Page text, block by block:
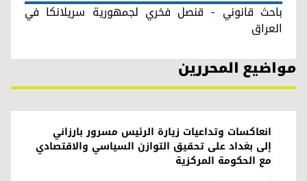
باحث قانوني - قنصل فخري لجمهورية سريلانكا في
العراق
مواضيع المحررين
انعاكسات وتداعيات زيارة الرئيس مسرور بارزاني
إلى بغداد على تحقيق التوازن السياسي والاقتصادي
مع الحكومة المركزية